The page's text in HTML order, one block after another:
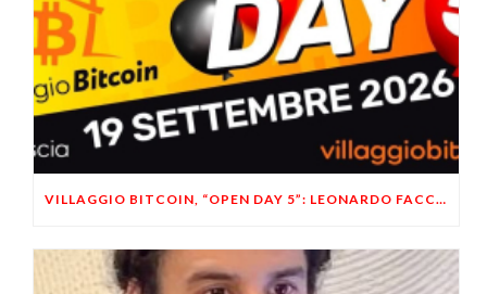
VILLAGGIO BITCOIN, “OPEN DAY 5”: LEONARDO FACCO OSPITE A BRESCIA